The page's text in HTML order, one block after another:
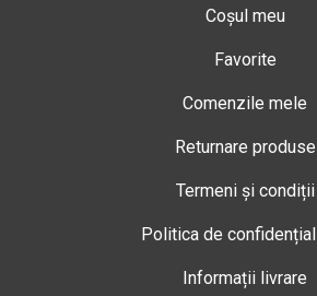
Coșul meu
Favorite
Comenzile mele
Returnare produse
Termeni și condiții
Politica de
Informații livrare